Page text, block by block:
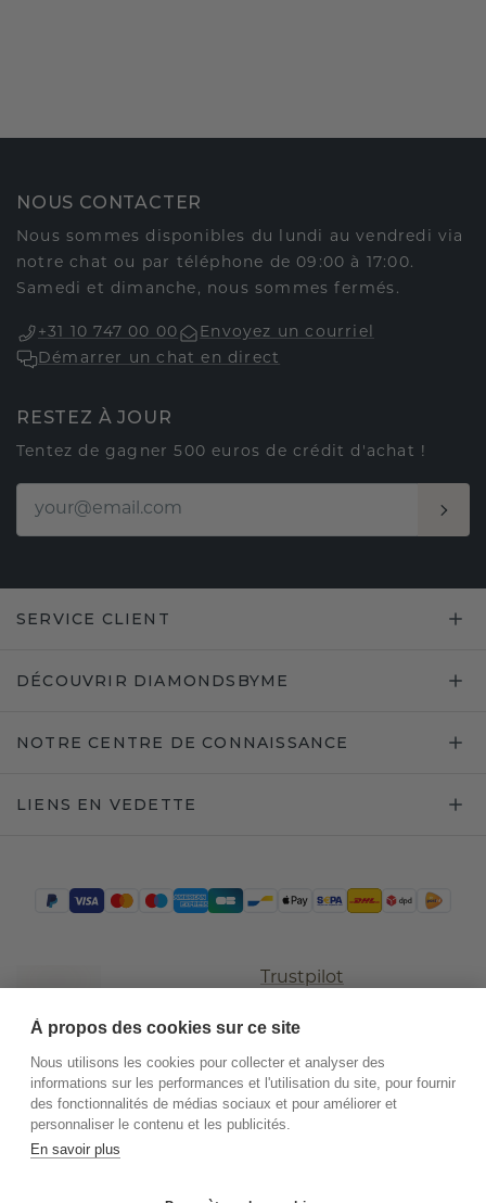
NOUS CONTACTER
Nous sommes disponibles du lundi au vendredi via
notre chat ou par téléphone de 09:00 à 17:00.
Samedi et dimanche, nous sommes fermés.
+31 10 747 00 00
Envoyez un courriel
Démarrer un chat en direct
RESTEZ À JOUR
Tentez de gagner 500 euros de crédit d'achat !
SERVICE CLIENT
DÉCOUVRIR DIAMONDSBYME
NOTRE CENTRE DE CONNAISSANCE
LIENS EN VEDETTE
Trustpilot
.DiamondsByMe
À propos des cookies sur ce site
Nous utilisons les cookies pour collecter et analyser des
informations sur les performances et l'utilisation du site, pour fournir
des fonctionnalités de médias sociaux et pour améliorer et
personnaliser le contenu et les publicités.
En savoir plus